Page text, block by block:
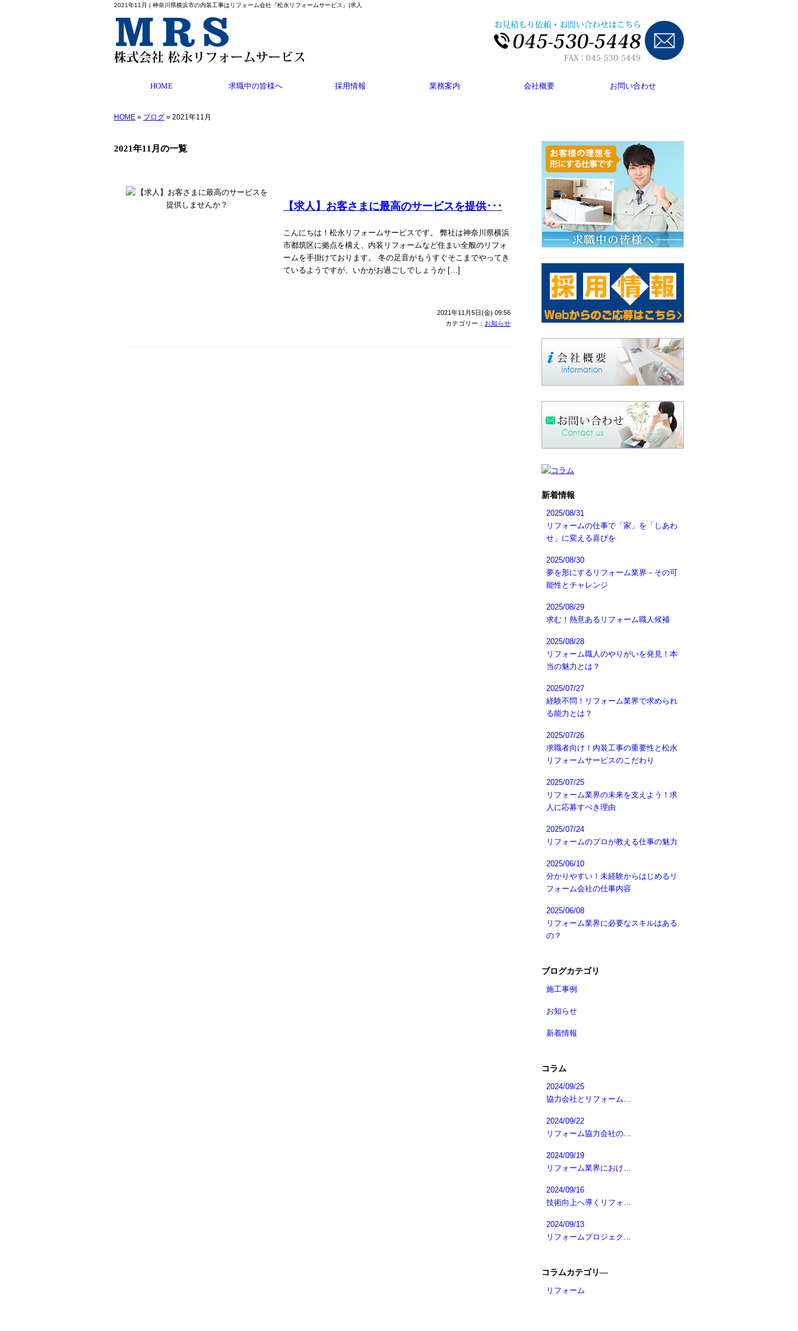
2021年11月 | 神奈川県横浜市の内装工事はリフォーム会社『松永リフォームサービス』|求人
HOME 求職中の皆様へ 採用情報 業務案内 会社概要 お問い合わせ
HOME » ブログ » 2021年11月
2021年11月の一覧
【求人】お客さまに最高のサービスを提供･･･
こんにちは！松永リフォームサービスです。 弊社は神奈川県横浜
市都筑区に拠点を構え、内装リフォームなど住まい全般のリフォ
ームを手掛けております。 冬の足音がもうすぐそこまでやってき
ているようですが、いかがお過ごしでしょうか […]
2021年11月5日(金) 09:56
カテゴリー： お知らせ
新着情報
2025/08/31
リフォームの仕事で「家」を「しあわ
せ」に変える喜びを
2025/08/30
夢を形にするリフォーム業界－その可
能性とチャレンジ
2025/08/29
求む！熱意あるリフォーム職人候補
2025/08/28
リフォーム職人のやりがいを発見！本
当の魅力とは？
2025/07/27
経験不問！リフォーム業界で求められ
る能力とは？
2025/07/26
求職者向け！内装工事の重要性と松永
リフォームサービスのこだわり
2025/07/25
リフォーム業界の未来を支えよう！求
人に応募すべき理由
2025/07/24
リフォームのプロが教える仕事の魅力
2025/06/10
分かりやすい！未経験からはじめるリ
フォーム会社の仕事内容
2025/06/08
リフォーム業界に必要なスキルはある
の？
ブログカテゴリ
施工事例
お知らせ
新着情報
コラム
2024/09/25
協力会社とリフォーム…
2024/09/22
リフォーム協力会社の…
2024/09/19
リフォーム業界におけ…
2024/09/16
技術向上へ導くリフォ…
2024/09/13
リフォームプロジェク…
コラムカテゴリ―
リフォーム